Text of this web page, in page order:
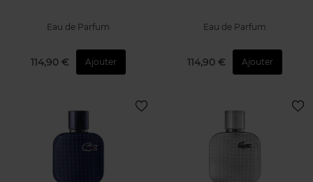
Eau de Parfum
114,90 € Ajouter
Eau de Parfum
114,90 € Ajouter